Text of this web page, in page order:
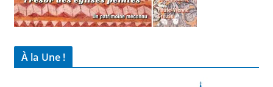
À la Une !